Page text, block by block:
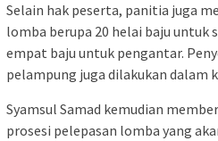
Selain hak peserta, panitia juga
lomba berupa 20 helai baju untuk
empat baju untuk pengantar.
pelampung juga dilakukan dalam
Syamsul Samad kemudian
prosesi pelepasan lomba yang